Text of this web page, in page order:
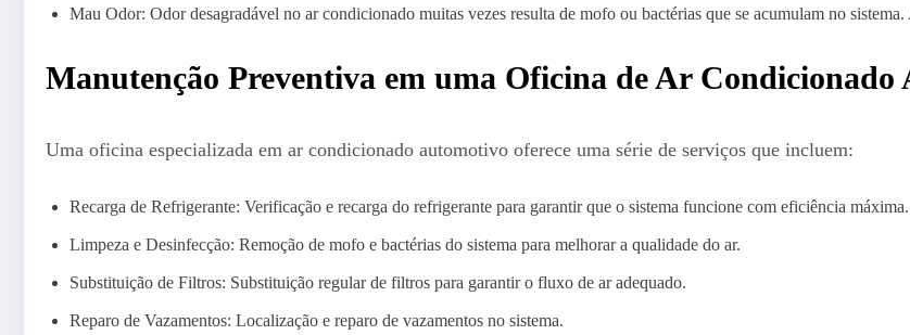
Mau Odor: Odor desagradável no ar condicionado muitas vezes resulta de mofo ou bactérias que se acumulam no
Manutenção Preventiva em uma Oficina de Ar Condicionado
Uma oficina especializada em ar condicionado automotivo oferece uma série de serviços que incluem:
Recarga de Refrigerante: Verificação e recarga do refrigerante para garantir que o sistema funcione com eficiência máxima.
Limpeza e Desinfecção: Remoção de mofo e bactérias do sistema para melhorar a qualidade do ar.
Substituição de Filtros: Substituição regular de filtros para garantir o fluxo de ar adequado.
Reparo de Vazamentos: Localização e reparo de vazamentos no sistema.